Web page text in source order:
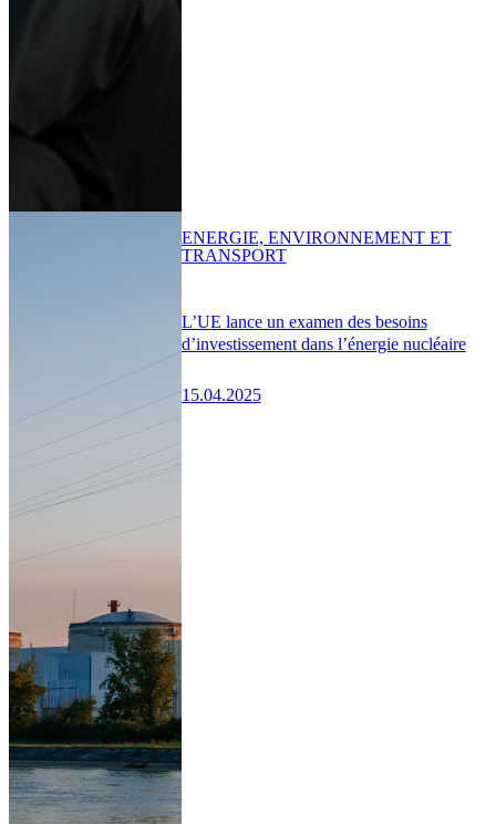
L’UE lance un examen des besoins
d’investissement dans l’énergie nucléaire
15.04.2025
ENERGIE, ENVIRONNEMENT ET
TRANSPORT